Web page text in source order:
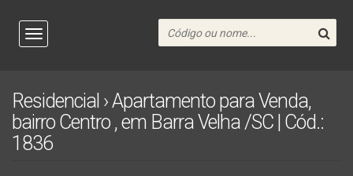
Residencial › Apartamento para Venda,
bairro Centro , em Barra Velha /SC | Cód.:
1836